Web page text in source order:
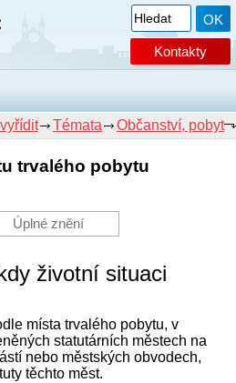
Kontakty
Témata Občanství, pobyt
trvalého pobytu
Úplné znění
životní situaci
místa trvalého pobytu, v
statutárních městech na
nebo městských obvodech,
těchto měst.